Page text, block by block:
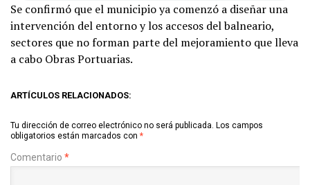
Se confirmó que el municipio ya comenzó a diseñar una
intervención del entorno y los accesos del balneario,
sectores que no forman parte del mejoramiento que lleva
a cabo Obras Portuarias.
ARTÍCULOS RELACIONADOS:
Tu dirección de correo electrónico no será publicada. Los campos
obligatorios están marcados con *
Comentario *